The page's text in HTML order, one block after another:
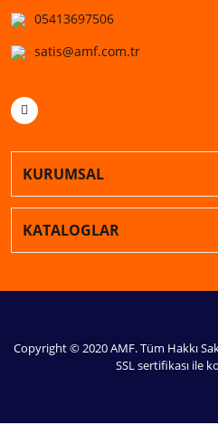
05413697506
satis@amf.com.tr
KURUMSAL
KATALOGLAR
Copyright © 2020 AMF. Tüm Hakkı
SSL sertifikası ile